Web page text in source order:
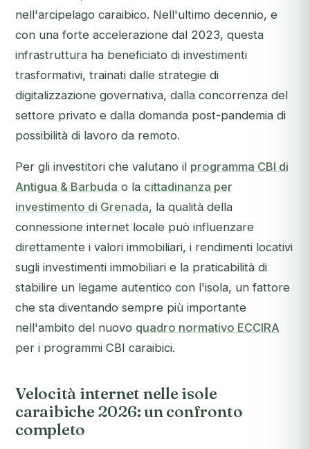
nell'arcipelago caraibico. Nell'ultimo decennio, e
con una forte accelerazione dal 2023, questa
infrastruttura ha beneficiato di investimenti
trasformativi, trainati dalle strategie di
digitalizzazione governativa, dalla concorrenza del
settore privato e dalla domanda post-pandemia di
possibilità di lavoro da remoto.
Per gli investitori che valutano il programma CBI di
Antigua & Barbuda o la cittadinanza per
investimento di Grenada, la qualità della
connessione internet locale può influenzare
direttamente i valori immobiliari, i rendimenti locativi
sugli investimenti immobiliari e la praticabilità di
stabilire un legame autentico con l'isola, un fattore
che sta diventando sempre più importante
nell'ambito del nuovo quadro normativo ECCIRA
per i programmi CBI caraibici.
Velocità internet nelle isole
caraibiche 2026: un confronto
completo